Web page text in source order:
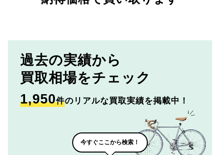
過去の実績から
買取相場をチェック
1,950件のリアルな買取実績を掲載中！
今すぐここから検索！